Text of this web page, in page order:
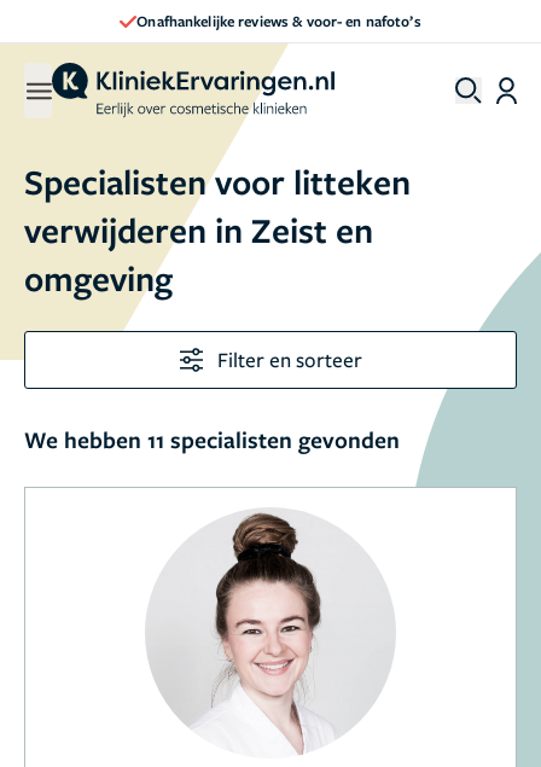
Onafhankelijke reviews & voor- en nafoto’s
Specialisten voor litteken
verwijderen in Zeist en
omgeving
Filter en sorteer
We hebben 11 specialisten gevonden